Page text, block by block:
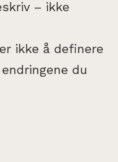
– ikke
ikke å definere
du